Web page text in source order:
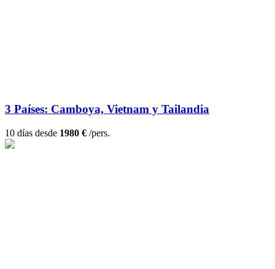
3 Países: Camboya, Vietnam y Tailandia
10 días desde 1980 € /pers.